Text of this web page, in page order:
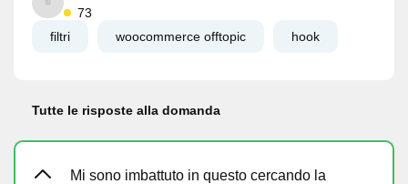
73
filtri
woocommerce offtopic hook
Tutte le risposte alla domanda
Mi sono imbattuto in questo cercando la